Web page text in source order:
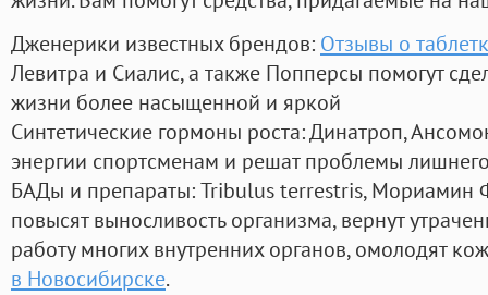
Дженерики известных брендов: Отзывы о
Левитра и Сиалис, а также Попперсы помогут
жизни более насыщенной и яркой
Синтетические гормоны роста: Динатроп,
энергии спортсменам и решат проблемы
БАДы и препараты:Tribulus terrestris, Мориамин
повысят выносливость организма, вернут
работу многих внутренних органов, омолодят
в Новосибирске.